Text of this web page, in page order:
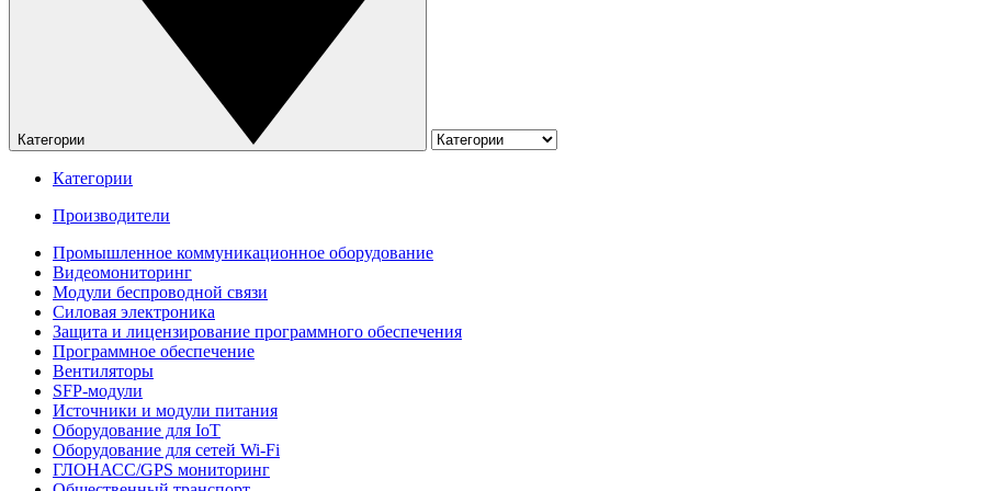
Категории
Категории
Производители
Промышленное коммуникационное оборудование
Видеомониторинг
Модули беспроводной связи
Силовая электроника
Защита и лицензирование программного обеспечения
Программное обеспечение
Вентиляторы
SFP-модули
Источники и модули питания
Оборудование для IoT
Оборудование для сетей Wi-Fi
ГЛОНАСС/GPS мониторинг